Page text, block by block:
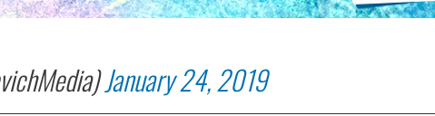
January 24, 2019